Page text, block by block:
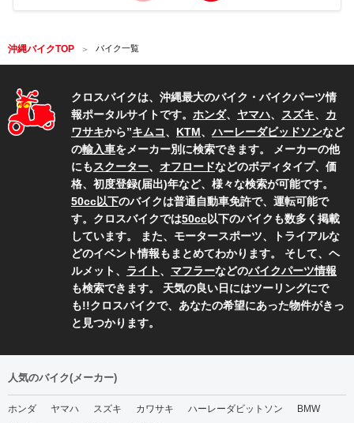
of
沖縄バイクTOP バイク一覧
クロスバイクは、沖縄最大のバイク・バイクパーツ情
報ポータルサイトです。 ホンダ、 ヤマハ、 スズキ、 カ
ワサキから”キムコ、 KTM、ハーレーダビッドソンなど
の輸入車をメーカー別に検索できます。 メーカーの他
にもスクーター、 オフロードなどのボディタイプ、価
格、初度登録(届出)年など、様々な検索が可能です。
50cc以下のバイクは普通自動車免許で、運転可能で
す。クロスバイクでは50cc以下のバイクも数多く掲載
しています。 また、モータースポーツ、トライアルな
どのイベント情報もまとめてわかります。 そして、ヘ
ルメット、 ライト、 マフラーなどのバイクパーツ情報
も検索できます。 天気の良い日にはツーリングにで
も!!クロスバイクで、あなたの希望にあった物件がきっ
と見つかります。
人気のバイク(メーカー)
ホンダ ヤマハ スズキ カワサキ ハーレーダビットソン
BMW